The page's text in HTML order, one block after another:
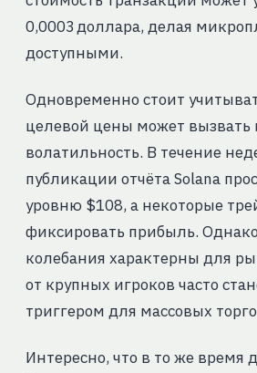
0,0003 доллара, делая
доступными.
Одновременно стоит
целевой цены может вызвать
волатильность. В течение
публикации отчёта Solana
уровню $108, а некоторые
фиксировать прибыль.
колебания характерны для
от крупных игроков часто
триггером для массовых
Интересно, что в то же время